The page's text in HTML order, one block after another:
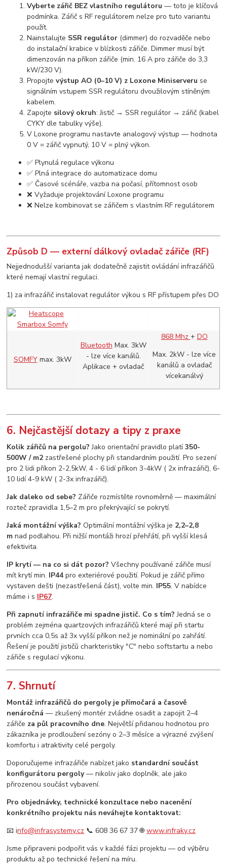
Vyberte zářič BEZ vlastního regulátoru — toto je klíčová
podmínka. Zářič s RF regulátorem nelze pro tuto variantu
použít.
Nainstalujte SSR regulátor (dimmer) do rozvaděče nebo
do instalační krabice v blízkosti zářiče. Dimmer musí být
dimenzován na příkon zářiče (min. 16 A pro zářiče do 3,3
kW/230 V).
Propojtevýstup AO (0–10 V) z Loxone Miniserveru se
signálním vstupem SSR regulátoru dvoužilovým stíněným
kabelem.
Zapojte silový okruh: Jistič → SSR regulátor → zářič (kabel
CYKY dle tabulky výše).
V Loxone programu nastavte analogový výstup — hodnota
0 V = zářič vypnutý, 10 V = plný výkon.
✅ Plynulá regulace výkonu
✅ Plná integrace do automatizace domu
✅ Časové scénáře, vazba na počasí, přítomnost osob
❌ Vyžaduje projektování Loxone programu
❌ Nelze kombinovat se zářičem s vlastním RF regulátorem
Způsob D — externí dálkový ovladač zářiče (RF)
Nejjednodušší varianta jak dodatečně zajistit ovládání infrazářičů
které nemají vlastní regulaci.
1) za infrazářič instalovat regulátor výkou s RF přístupem přes DO
SOMFYmax. 3kW
Bluetooth Max. 3kW
- lze více kanálů.
Aplikace + ovladač
868 Mhz + DO
Max. 2kW - lze více
kanálů a ovladač
vícekanálvý
6. Nejčastější dotazy a tipy z praxe
Kolik zářičů na pergolu? Jako orientační pravidlo platí350-
500W / m2 zastřešené plochy při standardním použití. Pro sezení
pro 2 lidi příkon 2-2,5kW, 4 - 6 lidí příkon 3-4kW ( 2x infrazářič), 6-
10 lidí 4-9 kW ( 2-3x infrazářič).
Jak daleko od sebe? Zářiče rozmístěte rovnoměrně — maximální
rozteč zpravidla 1,5–2 m pro překrývající se pokrytí.
Jaká montážní výška? Optimální montážní výška je 2,2–2,8
m nad podlahou. Při nižší montáži hrozí přehřátí, při vyšší klesá
efektivita.
IP krytí — na co si dát pozor? Všechny používané zářiče musí
mít krytí min. IP44 pro exteriérové použití. Pokud je zářič přímo
vystaven dešti (nezastřešená část), volte min. IP55. V nabídce
máme i s IP67.
Při zapnutí infrazářiče mi spadne jistič. Co s tím? Jedná se o
problém zejména quartzových infrazářičů které mají při startu
prvních cca 0,5s až 3x vyšší příkon než je nominální po zahřátí.
Řešení je použití jističů charkteristiky "C" nebo softstartu a nebo
zářiče s regulací výkonu.
7. Shrnutí
Montáž infrazářičů do pergoly je přímočará a časově
nenáročná — zkušený montér zvládne osadit a zapojit 2–4
zářiče za půl pracovního dne. Největší přidanou hodnotou pro
zákazníka je prodloužení sezóny o 2–3 měsíce a výrazné zvýšení
komfortu i atraktivity celé pergoly.
Doporučujeme infrazářiče nabízet jako standardní součást
konfigurátoru pergoly— nikoliv jako doplněk, ale jako
přirozenou součást vybavení.
Pro objednávky, technické konzultace nebo nacenění
konkrétního projektu nás neváhejte kontaktovat:
📧 info@infrasystemy.cz 📞 608 36 67 37 🌐www.infraky.cz
Jsme připraveni podpořit vás v každé fázi projektu — od výběru
produktu až po technické řešení na míru.